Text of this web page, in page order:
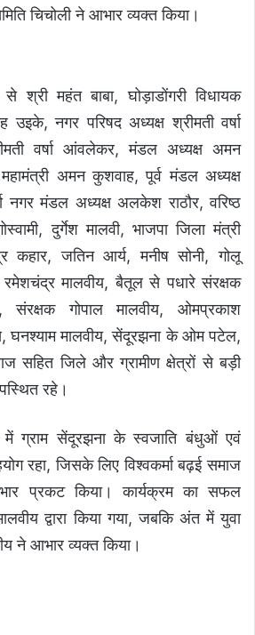
चिचोली ने आभार व्यक्त किया।
श्री महंत बाबा, घोड़ाडोंगरी विधायक
उइके, नगर परिषद अध्यक्ष श्रीमती वर्षा
वर्षा आंवलेकर, मंडल अध्यक्ष अमन
अमन कुशवाह, पूर्व मंडल अध्यक्ष
नगर मंडल अध्यक्ष अलकेश राठौर, वरिष्ठ
दुर्गेश मालवी, भाजपा जिला मंत्री
कहार, जतिन आर्य, मनीष सोनी, गोलू
मालवीय, बैतूल से पधारे संरक्षक
संरक्षक गोपाल मालवीय, ओमप्रकाश
घनश्याम मालवीय, सेंदूरझना के ओम पटेल,
सहित जिले और ग्रामीण क्षेत्रों से बड़ी
रहे।
ग्राम सेंदूरझना के स्वजाति बंधुओं एवं
रहा, जिसके लिए विश्वकर्मा बढ़ई समाज
प्रकट किया। कार्यक्रम का सफल
द्वारा किया गया, जबकि अंत में युवा
ने आभार व्यक्त किया।